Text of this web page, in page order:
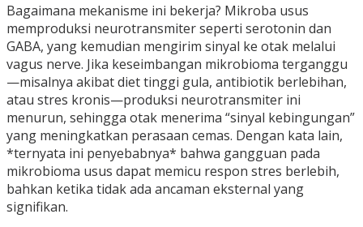
Bagaimana mekanisme ini bekerja? Mikroba usus
memproduksi neurotransmiter seperti serotonin dan
GABA, yang kemudian mengirim sinyal ke otak melalui
vagus nerve. Jika keseimbangan mikrobioma terganggu
—misalnya akibat diet tinggi gula, antibiotik berlebihan,
atau stres kronis—produksi neurotransmiter ini
menurun, sehingga otak menerima “sinyal kebingungan”
yang meningkatkan perasaan cemas. Dengan kata lain,
*ternyata ini penyebabnya* bahwa gangguan pada
mikrobioma usus dapat memicu respon stres berlebih,
bahkan ketika tidak ada ancaman eksternal yang
signifikan.